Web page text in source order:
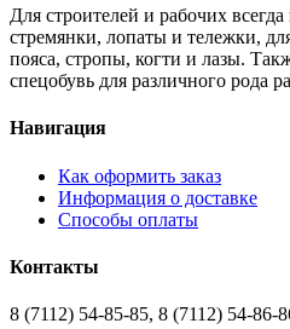
Для строителей и рабочих
стремянки, лопаты и тележки,
пояса, стропы, когти и лазы.
спецобувь для различного рода
Навигация
Как оформить заказ
Информация о доставке
Способы оплаты
Контакты
8 (7112) 54-85-85, 8 (7112) 54-86-